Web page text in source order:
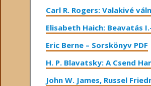
Carl R. Rogers: Valakivé
Elisabeth Haich: Beavatás
Eric Berne – Sorskönyv PDF
H. P. Blavatsky: A Csend
John W. James, Russel